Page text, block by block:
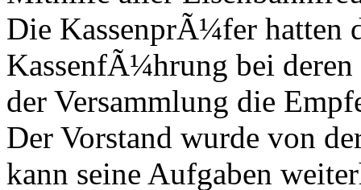
Die KassenprÃ¼fer hatten
KassenfÃ¼hrung bei
der Versammlung die
Der Vorstand wurde von
kann seine Aufgaben